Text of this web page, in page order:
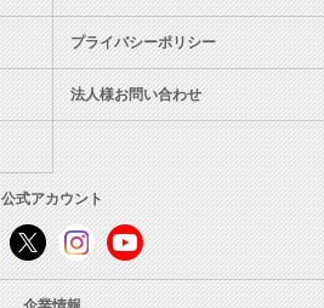
プライバシーポリシー
法人様お問い合わせ
公式アカウント